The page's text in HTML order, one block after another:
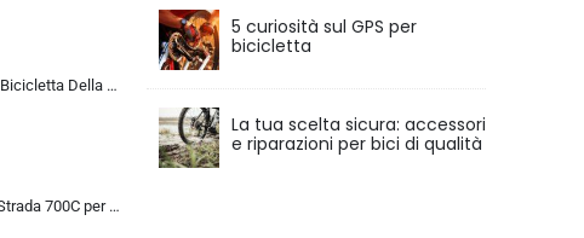
MU 26 Pollici Bicicletta Della Strada, 24 Velocità Bici, Doppio Disco Freno, Acciaio Al Carbonio Telaio, Strada Biciclette…
Bicicletta da Strada 700C per Uomo Donna, Bicicletta da Corsa con Freno a Disco 24/27/30 velocità, Telaio in Acciaio ad Al…
5 curiosità sul GPS per
bicicletta
La tua scelta sicura: accessori
e riparazioni per bici di qualità